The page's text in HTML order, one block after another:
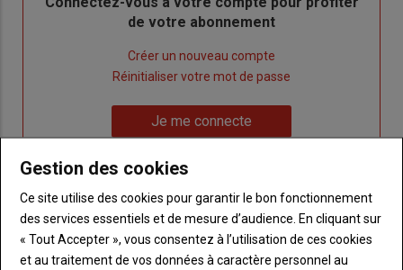
de votre abonnement
compte"
Créer un nouveau compte
mot
de
Réinitialiser votre mot de passe
"Je
connecte"
Je me connecte
Sous-
titre
Vous n'êtes pas abonné(e)
TITRE CRÉEZ UN COMPTE
Gestion des cookies
Ce site utilise des cookies pour garantir le bon fonctionnement
des services essentiels et de mesure d’audience. En cliquant sur
« Tout Accepter », vous consentez à l’utilisation de ces cookies
et au traitement de vos données à caractère personnel au